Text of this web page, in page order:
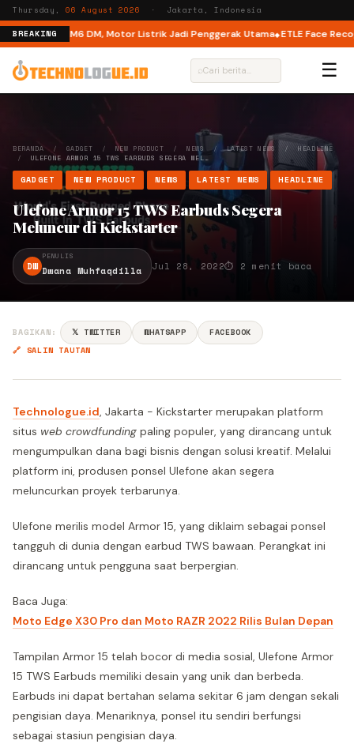
Thursday,06 August 2026 · Jakarta, Indonesia
BREAKING
Mode di M6 DM, Motor Listrik Jadi Penggerak Utama ETLE Face
⌕ ☰
BERANDA / GADGET / NEW PRODUCT / NEWS /LATEST NEWS /HEADLINE
/ ULEFONE ARMOR 15 TWS EARBUDS SEGERA MEL…
GADGET NEW PRODUCT NEWS LATEST NEWS HEADLINE
Ulefone Armor 15 TWS Earbuds Segera
Meluncur di Kickstarter
DW
PENULIS
Dwana Muhfaqdilla Jul 28, 2022⏱ 2 menit baca
BAGIKAN: 𝕏 TWITTER WHATSAPP
FACEBOOK
🔗 SALIN TAUTAN
Technologue.id, Jakarta - Kickstarter merupakan platform
situs web crowdfunding paling populer, yang dirancang untuk
mengumpulkan dana bagi bisnis dengan solusi kreatif. Melalui
platform ini, produsen ponsel Ulefone akan segera
meluncurkan proyek terbarunya.
Ulefone merilis model Armor 15, yang diklaim sebagai ponsel
tangguh di dunia dengan earbud TWS bawaan. Perangkat ini
dirancang untuk pengguna saat berpergian.
Baca Juga:
Moto Edge X30 Pro dan Moto RAZR 2022 Rilis Bulan Depan
Tampilan Armor 15 telah bocor di media sosial, Ulefone Armor
15 TWS Earbuds memiliki desain yang unik dan berbeda.
Earbuds ini dapat bertahan selama sekitar 6 jam dengan sekali
pengisian daya. Menariknya, ponsel itu sendiri berfungsi
sebagai stasiun pengisian daya.